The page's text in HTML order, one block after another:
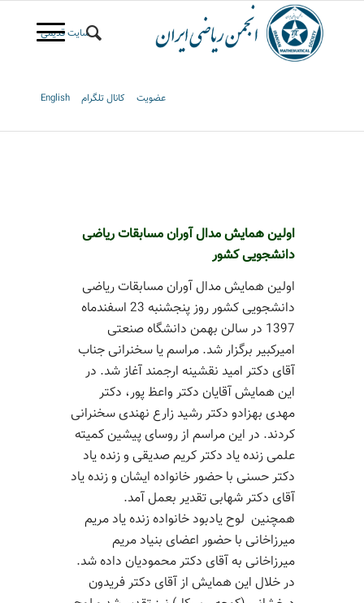
سایت قدیمی
عضویت کانال تلگرام English
اولین همایش مدال آوران مسابقات ریاضی
دانشجویی کشور
اولین همایش مدال آوران مسابقات ریاضی
دانشجویی کشور روز پنجشنبه 23 اسفندماه
1397 در سالن بهمن دانشگاه صنعتی
امیرکبیر برگزار شد. مراسم یا سخنرانی جناب
آقای دکتر امید نقشینه ارجمند آغاز شد. در
این همایش آقایان دکتر واعظ پور، دکتر
مهدی بهزادو دکتر رشید زارع نهندی سخنرانی
کردند. در این مراسم از روسای پیشین کمیته
علمی زنده یاد دکتر کریم صدیقی و زنده یاد
دکتر حسنی با حضور خانواده ایشان و زنده یاد
آقای دکتر شهابی تقدیر بعمل آمد.
همچنین لوح یادبود خانواده زنده یاد مریم
میرزاخانی با حضور اعضای بنیاد مریم
میرزاخانی به آقای دکتر محمودیان داده شد.
در خلال این همایش از آقای دکتر فریدون